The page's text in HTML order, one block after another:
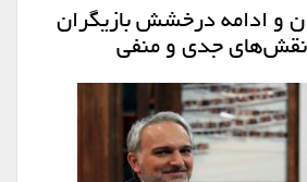
و ادامه درخشش بازیگران
نقش‌های جدی و منفی